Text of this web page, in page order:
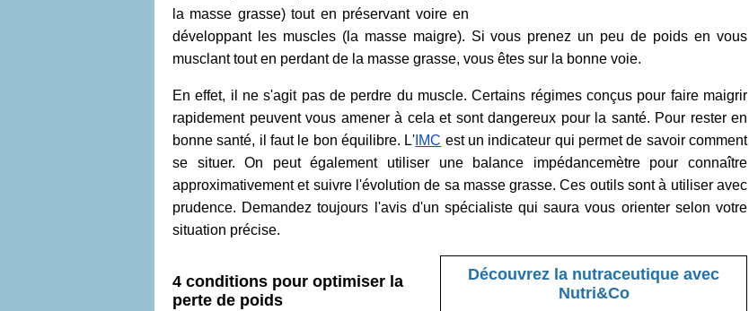
la masse grasse) tout en préservant voire en
développant les muscles (la masse maigre). Si vous prenez un peu de poids en vous
musclant tout en perdant de la masse grasse, vous êtes sur la bonne voie.
En effet, il ne s'agit pas de perdre du muscle. Certains régimes conçus pour faire maigrir
rapidement peuvent vous amener à cela et sont dangereux pour la santé. Pour rester en
bonne santé, il faut le bon équilibre. L' IMC est un indicateur qui permet de savoir comment
se situer. On peut également utiliser une balance impédancemètre pour connaître
approximativement et suivre l'évolution de sa masse grasse. Ces outils sont à utiliser avec
prudence. Demandez toujours l'avis d'un spécialiste qui saura vous orienter selon votre
situation précise.
Découvrez la nutraceutique avec
Nutri&Co
4 conditions pour optimiser la
perte de poids